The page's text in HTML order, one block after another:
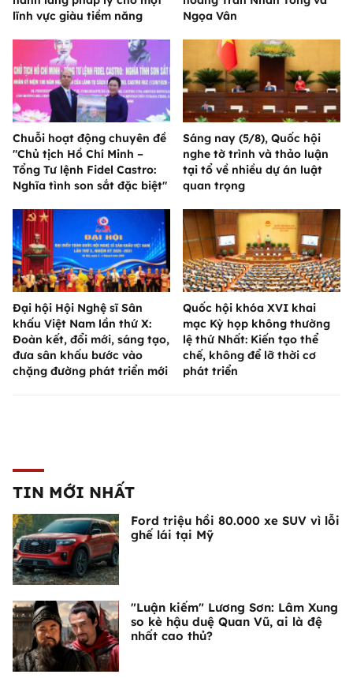
lĩnh vực giàu tiềm năng
Ngọa Vân
Chuỗi hoạt động chuyên đề
"Chủ tịch Hồ Chí Minh –
Tổng Tư lệnh Fidel Castro:
Nghĩa tình son sắt đặc biệt"
Sáng nay (5/8), Quốc hội
nghe tờ trình và thảo luận
tại tổ về nhiều dự án luật
quan trọng
Đại hội Hội Nghệ sĩ Sân
khấu Việt Nam lần thứ X:
Đoàn kết, đổi mới, sáng tạo,
đưa sân khấu bước vào
chặng đường phát triển mới
Quốc hội khóa XVI khai
mạc Kỳ họp không thường
lệ thứ Nhất: Kiến tạo thể
chế, không để lỡ thời cơ
phát triển
TIN MỚI NHẤT
Ford triệu hồi 80.000 xe SUV vì lỗi
ghế lái tại Mỹ
"Luận kiếm" Lương Sơn: Lâm Xung
so kè hậu duệ Quan Vũ, ai là đệ
nhất cao thủ?